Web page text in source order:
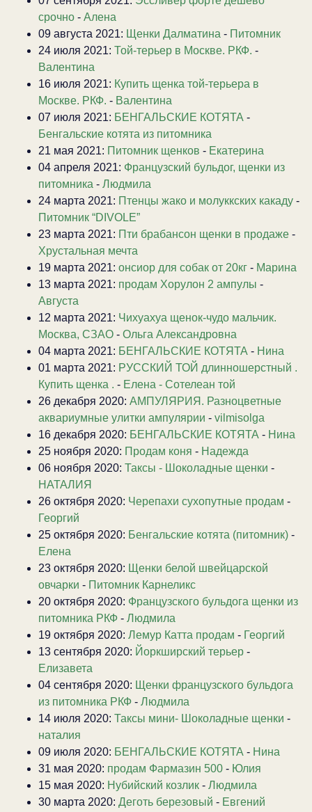
срочно - Алена
09 августа 2021: Щенки Далматина - Питомник
24 июля 2021: Той-терьер в Москве. РКФ. -
Валентина
16 июля 2021: Купить щенка той-терьера в
Москве. РКФ. - Валентина
07 июля 2021: БЕНГАЛЬСКИЕ КОТЯТА -
Бенгальские котята из питомника
21 мая 2021: Питомник щенков - Екатерина
04 апреля 2021: Французский бульдог, щенки из
питомника - Людмила
24 марта 2021: Птенцы жако и молуккских какаду -
Питомник “DIVOLE”
23 марта 2021: Пти брабансон щенки в продаже -
Хрустальная мечта
19 марта 2021: онсиор для собак от 20кг - Марина
13 марта 2021: продам Хорулон 2 ампулы -
Августа
12 марта 2021: Чихуахуа щенок-чудо мальчик.
Москва, СЗАО - Ольга Александровна
04 марта 2021: БЕНГАЛЬСКИЕ КОТЯТА - Нина
01 марта 2021: РУССКИЙ ТОЙ длинношерстный .
Купить щенка . - Елена - Сотелеан той
26 декабря 2020: АМПУЛЯРИЯ. Разноцветные
аквариумные улитки ампулярии - vilmisolga
16 декабря 2020: БЕНГАЛЬСКИЕ КОТЯТА - Нина
25 ноября 2020: Продам коня - Надежда
06 ноября 2020: Таксы - Шоколадные щенки -
НАТАЛИЯ
26 октября 2020: Черепахи сухопутные продам -
Георгий
25 октября 2020: Бенгальские котята (питомник) -
Елена
23 октября 2020: Щенки белой швейцарской
овчарки - Питомник Карнеликс
20 октября 2020: Французского бульдога щенки из
питомника РКФ - Людмила
19 октября 2020: Лемур Катта продам - Георгий
13 сентября 2020: Йоркширский терьер -
Елизавета
04 сентября 2020: Щенки французского бульдога
из питомника РКФ - Людмила
14 июля 2020: Таксы мини- Шоколадные щенки -
наталия
09 июля 2020: БЕНГАЛЬСКИЕ КОТЯТА - Нина
31 мая 2020: продам Фармазин 500 - Юлия
15 мая 2020: Нубийский козлик - Людмила
30 марта 2020: Деготь березовый - Евгений